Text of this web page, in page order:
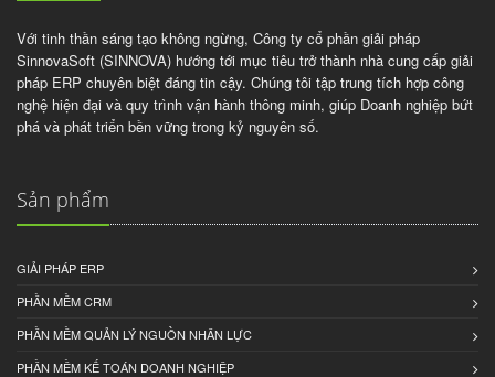
Với tinh thần sáng tạo không ngừng, Công ty cổ phần giải pháp
SinnovaSoft (SINNOVA) hướng tới mục tiêu trở thành nhà cung cấp giải
pháp ERP chuyên biệt đáng tin cậy. Chúng tôi tập trung tích hợp công
nghệ hiện đại và quy trình vận hành thông minh, giúp Doanh nghiệp bứt
phá và phát triển bền vững trong kỷ nguyên số.
Sản phẩm
GIẢI PHÁP ERP
PHẦN MỀM CRM
PHẦN MỀM QUẢN LÝ NGUỒN NHÂN LỰC
PHẦN MỀM KẾ TOÁN DOANH NGHIỆP